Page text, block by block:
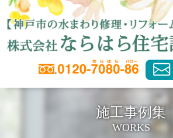
施工事例集
WORKS